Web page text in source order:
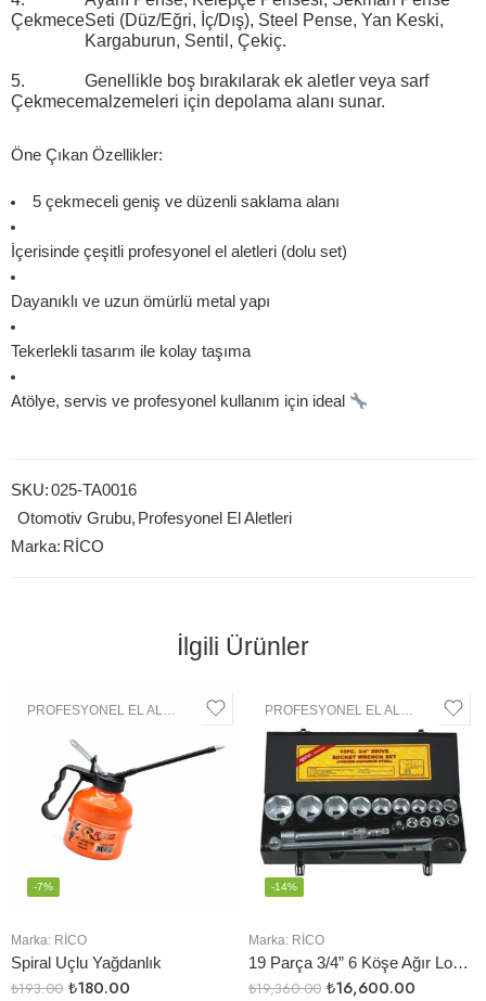
ÇekmeceSeti (Düz/Eğri, İç/Dış), Steel Pense, Yan Keski,
Kargaburun, Sentil, Çekiç.
5.
Çekmece
Genellikle boş bırakılarak ek aletler veya sarf
malzemeleri için depolama alanı sunar.
Öne Çıkan Özellikler:
5 çekmeceli geniş ve düzenli saklama alanı
İçerisinde çeşitli profesyonel el aletleri (dolu set)
Dayanıklı ve uzun ömürlü metal yapı
Tekerlekli tasarım ile kolay taşıma
Atölye, servis ve profesyonel kullanım için ideal
SKU:025-TA0016
Otomotiv Grubu, Profesyonel El Aletleri
Marka: RİCO
İlgili Ürünler
, OTOMOTIV GRUBU
Marka: RİCO
Spiral Uçlu Yağdanlık
-7%
₺193.00 ₺180.00
,
Marka: RİCO
19 Parça 3/4” 6 Köşe Ağır Lokma Seti
-14%
₺19,360.00 ₺16,600.00